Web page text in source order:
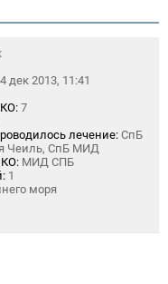
дек 2013, 11:41
7
лечение: СпБ
Чеиль, СпБ МИД
МИД СПБ
1
моря